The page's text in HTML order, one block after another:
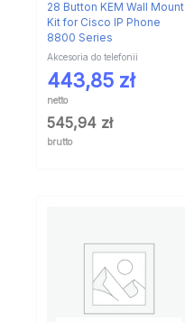
28 Button KEM Wall Mount
Kit for Cisco IP Phone
8800 Series
Akcesoria do telefonii
443,85 zł
netto
545,94 zł
brutto